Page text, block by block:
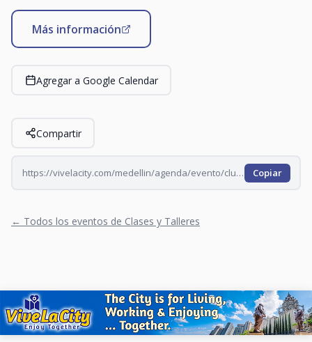
Más información
Agregar a Google Calendar
Compartir
https://vivelacity.com/medellin/agenda/evento/club-de-crucigramistas-el-enigma-2026-08-01 Copiar
← Todos los eventos de Clases y Talleres